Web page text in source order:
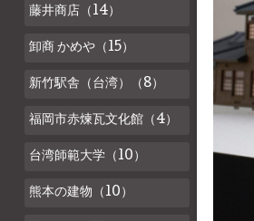
藤井商店（14）
卸商 かめや（15）
新竹駅舎（台湾）（8）
福岡市赤煉瓦文化館（4）
台湾師範大学（10）
熊本の建物（10）